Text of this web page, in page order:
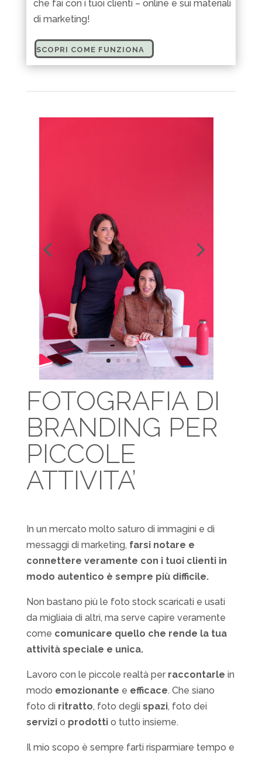
che fai con i tuoi clienti – online e sui materiali
di marketing!
SCOPRI COME FUNZIONA
FOTOGRAFIA DI
BRANDING PER
PICCOLE
ATTIVITA’
In un mercato molto saturo di immagini e di
messaggi di marketing, farsi notare e
connettere veramente con i tuoi clienti in
modo autentico è sempre più difficile.
Non bastano più le foto stock scaricati e usati
da migliaia di altri, ma serve capire veramente
come comunicare quello che rende la tua
attività speciale e unica.
Lavoro con le piccole realtà per raccontarle in
modo emozionante e efficace. Che siano
foto di ritratto, foto degli spazi, foto dei
servizio prodottio tutto insieme.
Il mio scopo è sempre farti risparmiare tempo e